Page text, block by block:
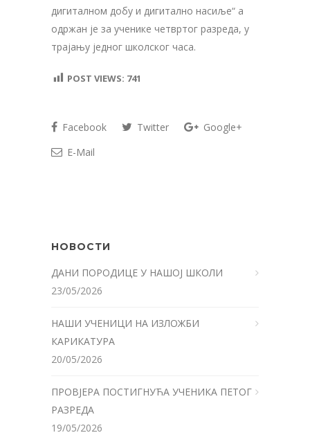
дигиталном добу и дигитално насиље“ а
одржан је за ученике четвртог разреда, у
трајању једног школског часа.
POST VIEWS: 741
Facebook Twitter
Google+
E-Mail
НОВОСТИ
ДАНИ ПОРОДИЦЕ У НАШОЈ ШКОЛИ
23/05/2026
НАШИ УЧЕНИЦИ НА ИЗЛОЖБИ
КАРИКАТУРА
20/05/2026
ПРОВЈЕРА ПОСТИГНУЋА УЧЕНИКА ПЕТОГ
РАЗРЕДА
19/05/2026